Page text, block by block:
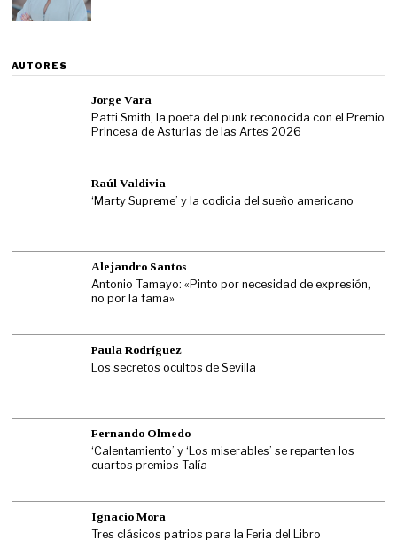
AUTORES
Jorge Vara
Patti Smith, la poeta del punk reconocida con el Premio
Princesa de Asturias de las Artes 2026
Raúl Valdivia
‘Marty Supreme’ y la codicia del sueño americano
Alejandro Santos
Antonio Tamayo: «Pinto por necesidad de expresión,
no por la fama»
Paula Rodríguez
Los secretos ocultos de Sevilla
Fernando Olmedo
‘Calentamiento’ y ‘Los miserables’ se reparten los
cuartos premios Talía
Ignacio Mora
Tres clásicos patrios para la Feria del Libro